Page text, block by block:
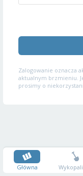
Zalogowanie oznacza
aktualnym brzmieniu.
prosimy o
Główna